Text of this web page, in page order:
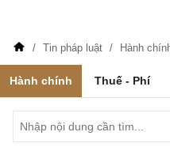
Tin pháp luật Hành
Hành chính Thuế - Phí